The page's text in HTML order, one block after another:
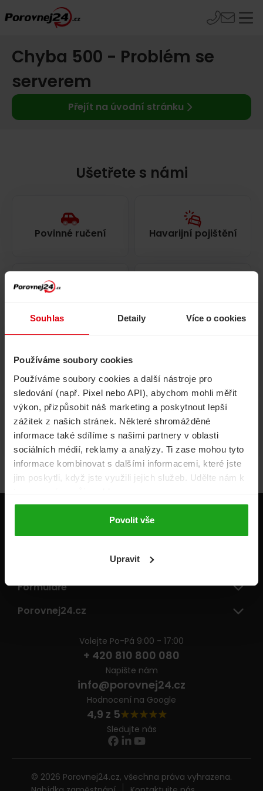
Souhlas Detaily Více o cookies
Používáme soubory cookies
Používáme soubory cookies a další nástroje pro
sledování (např. Pixel nebo API), abychom mohli měřit
výkon, přizpůsobit náš marketing a poskytnout lepší
zážitek z našich stránek. Některé shromážděné
informace také sdílíme s našimi partnery v oblasti
sociálních médií, reklamy a analýzy. Ti zase mohou tyto
informace kombinovat s dalšími informacemi, které jste
jim poskytli, když jste využili jejich služeb. Udělte nám k
Povolit vše
Upravit
Chyba 500 - Problém se
serverem
Přejít na úvodní stránku
Ušetřete s námi
Povinné ručení Havarijní pojištění
Volání, internet, TV
Životní pojištění Energie
Pojišťovny
Formuláře
Porovnej24.cz
Volejte Po-Pá 9:00 - 17:00
+ 420 810 800 080
Napište nám
info@porovnej24.cz
Hodnocení na Google
4,9 z 5
Sledujte nás
© 2026 Porovnej24.cz, všechna práva vyhrazena.